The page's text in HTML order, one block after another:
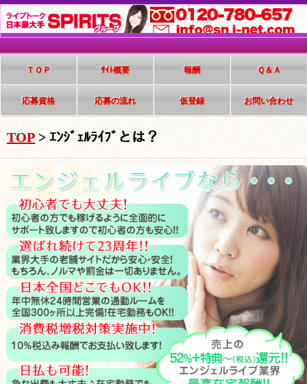
ＴＯＰ ｻｲﾄ概要 報酬 Ｑ＆Ａ
応募資格 応募の流れ 仮登録 お問い合わせ
TOP > ｴﾝｼﾞｪﾙﾗｲﾌﾞとは？
TOP
Back